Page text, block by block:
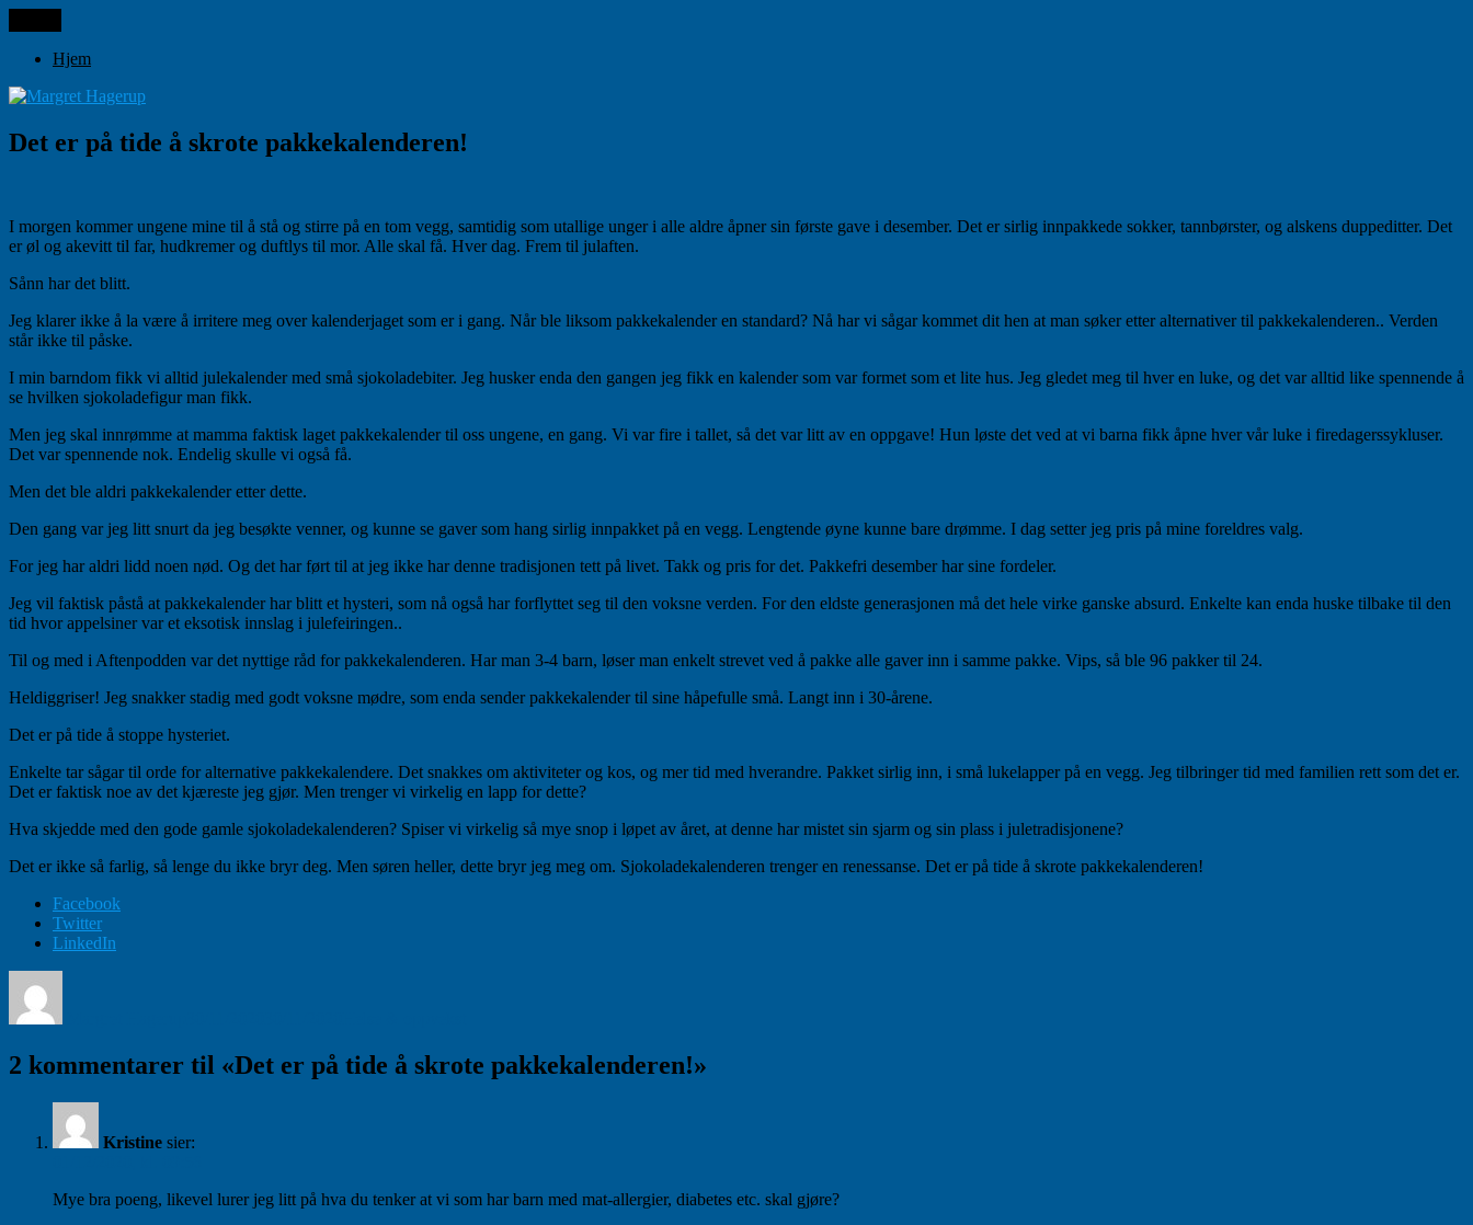
til
innhold
Margret Hagerup
Hjem
Det er på tide å skrote pakkekalenderen!
I morgen kommer ungene mine til å stå og stirre på en tom vegg, samtidig som utallige unger i alle aldre åpner sin første gave i desember. Det er sirlig innpakkede sokker, tannbørster, og alskens duppeditter. Det
er øl og akevitt til far, hudkremer og duftlys til mor. Alle skal få. Hver dag. Frem til julaften.
Sånn har det blitt.
Jeg klarer ikke å la være å irritere meg over kalenderjaget som er i gang. Når ble liksom pakkekalender en standard? Nå har vi sågar kommet dit hen at man søker etter alternativer til pakkekalenderen.. Verden
står ikke til påske.
I min barndom fikk vi alltid julekalender med små sjokoladebiter. Jeg husker enda den gangen jeg fikk en kalender som var formet som et lite hus. Jeg gledet meg til hver en luke, og det var alltid like spennende å
se hvilken sjokoladefigur man fikk.
Men jeg skal innrømme at mamma faktisk laget pakkekalender til oss ungene, en gang. Vi var fire i tallet, så det var litt av en oppgave! Hun løste det ved at vi barna fikk åpne hver vår luke i firedagerssykluser.
Det var spennende nok. Endelig skulle vi også få.
Men det ble aldri pakkekalender etter dette.
Den gang var jeg litt snurt da jeg besøkte venner, og kunne se gaver som hang sirlig innpakket på en vegg. Lengtende øyne kunne bare drømme. I dag setter jeg pris på mine foreldres valg.
For jeg har aldri lidd noen nød. Og det har ført til at jeg ikke har denne tradisjonen tett på livet. Takk og pris for det. Pakkefri desember har sine fordeler.
Jeg vil faktisk påstå at pakkekalender har blitt et hysteri, som nå også har forflyttet seg til den voksne verden. For den eldste generasjonen må det hele virke ganske absurd. Enkelte kan enda huske tilbake til den
tid hvor appelsiner var et eksotisk innslag i julefeiringen..
Til og med i Aftenpodden var det nyttige råd for pakkekalenderen. Har man 3-4 barn, løser man enkelt strevet ved å pakke alle gaver inn i samme pakke. Vips, så ble 96 pakker til 24.
Heldiggriser! Jeg snakker stadig med godt voksne mødre, som enda sender pakkekalender til sine håpefulle små. Langt inn i 30-årene.
Det er på tide å stoppe hysteriet.
Enkelte tar sågar til orde for alternative pakkekalendere. Det snakkes om aktiviteter og kos, og mer tid med hverandre. Pakket sirlig inn, i små lukelapper på en vegg. Jeg tilbringer tid med familien rett som det er.
Det er faktisk noe av det kjæreste jeg gjør. Men trenger vi virkelig en lapp for dette?
Hva skjedde med den gode gamle sjokoladekalenderen? Spiser vi virkelig så mye snop i løpet av året, at denne har mistet sin sjarm og sin plass i juletradisjonene?
Det er ikke så farlig, så lenge du ikke bryr deg. Men søren heller, dette bryr jeg meg om. Sjokoladekalenderen trenger en renessanse. Det er på tide å skrote pakkekalenderen!
Facebook
Twitter
LinkedIn
2 kommentarer til «Det er på tide å skrote pakkekalenderen!»
Kristine sier:
Mye bra poeng, likevel lurer jeg litt på hva du tenker at vi som har barn med mat-allergier, diabetes etc. skal gjøre?